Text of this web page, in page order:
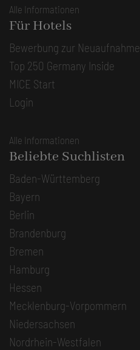
Alle Informationen
Für Hotels
Bewerbung zur Neuaufnahme
Top 250 Germany Inside
MICE Start
Login
Alle Informationen
Beliebte Suchlisten
Baden-Württemberg
Bayern
Berlin
Brandenburg
Bremen
Hamburg
Hessen
Mecklenburg-Vorpommern
Niedersachsen
Nordrhein-Westfalen